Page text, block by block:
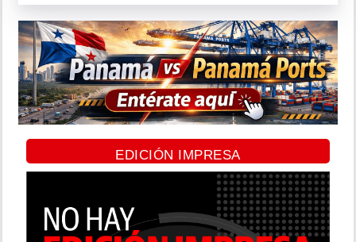
EDICIÓN IMPRESA